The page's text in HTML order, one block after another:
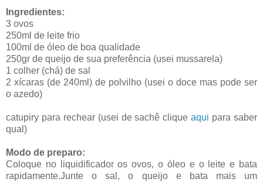
Ingredientes:
3 ovos
250ml de leite frio
100ml de óleo de boa qualidade
250gr de queijo de sua preferência (usei mussarela)
1 colher (chá) de sal
2 xícaras (de 240ml) de polvilho (usei o doce mas pode ser
o azedo)
catupiry para rechear (usei de sachê cliqueaqui para saber
qual)
Modo de preparo:
Coloque no liquidificador os ovos, o óleo e o leite e bata
rapidamente.Junte o sal, o queijo e bata mais um